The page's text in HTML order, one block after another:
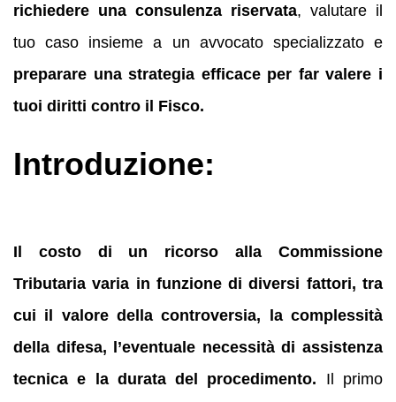
richiedere una consulenza riservata, valutare il
tuo caso insieme a un avvocato specializzato e
preparare una strategia efficace per far valere i
tuoi diritti contro il Fisco.
Introduzione:
Il costo di un ricorso alla Commissione
Tributaria varia in funzione di diversi fattori, tra
cui il valore della controversia, la complessità
della difesa, l’eventuale necessità di assistenza
tecnica e la durata del procedimento. Il primo